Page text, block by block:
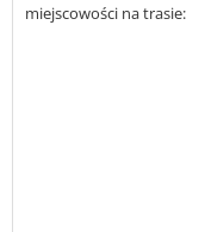
miejscowości na trasie: